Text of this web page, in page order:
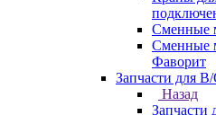
Сменные
Сменные
Фаворит
Запчасти для
Назад
Запчасти